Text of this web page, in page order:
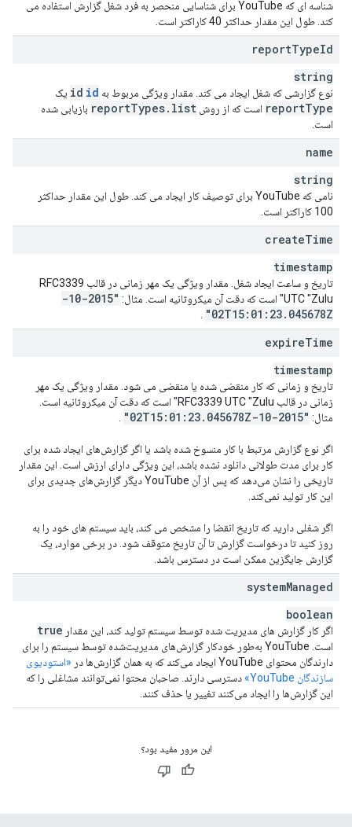
شناسه ای که YouTube برای شناسایی منحصر به فرد شغل گزارش استفاده می
کند. طول این مقدار حداکثر 40 کاراکتر است.
reportTypeId
string
نوع گزارشی که شغل ایجاد می کند. مقدار ویژگی مربوط به id id یک
reportType است که از روش reportTypes. list
بازیابی شده
است.
name
string
نامی که YouTube برای توصیف کار ایجاد می کند. طول این مقدار حداکثر
100 کاراکتر است.
createTime
timestamp
تاریخ و ساعت ایجاد شغل. مقدار ویژگی یک مهر زمانی در قالب RFC3339
UTC "Zulu" است که دقت آن میکروثانیه است. مثال:
"2015-10-
02T15:01:23. 045678Z"
expireTime
timestamp
تاریخ و زمانی که کار منقضی شده یا منقضی می شود. مقدار ویژگی یک مهر
زمانی در قالب RFC3339 UTC "Zulu" است که دقت آن میکروثانیه است.
مثال: "2015-10-02T15:01:23
. 045678Z"
اگر نوع گزارش مرتبط با کار منسوخ شده باشد یا اگر گزارش‌های ایجاد شده برای
کار برای مدت طولانی دانلود نشده باشد، این ویژگی دارای ارزش است. این مقدار
تاریخی را نشان می‌دهد که پس از آن YouTube دیگر گزارش‌های جدیدی برای
این کار تولید نمی‌کند.
اگر شغلی دارید که تاریخ انقضا را مشخص می کند، باید سیستم های خود را به
روز کنید تا درخواست گزارش تا آن تاریخ متوقف شود. در برخی موارد، یک
گزارش جایگزین ممکن است در دسترس باشد.
systemManaged
boolean
اگر کار گزارش های مدیریت شده توسط سیستم تولید کند، این مقدار true
است. YouTube به‌طور خودکار گزارش‌های مدیریت‌شده توسط سیستم را برای
دارندگان محتوای YouTube ایجاد می‌کند که به همان گزارش‌ها در
«استودیوی
سازندگان YouTube»
دسترسی دارند. صاحبان محتوا نمی‌توانند مشاغلی را که
این گزارش‌ها را ایجاد می‌کنند تغییر یا حذف کنند.
این مرور مفید بود؟